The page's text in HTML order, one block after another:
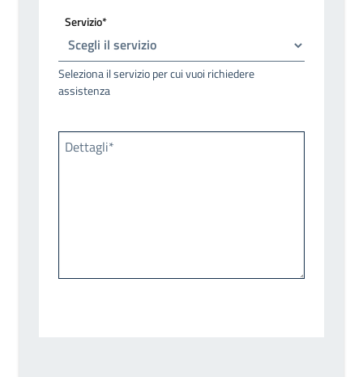
Servizio*
Seleziona il servizio per cui vuoi richiedere
assistenza
Dettagli*